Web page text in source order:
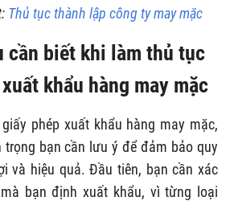
Thủ tục thành lập công ty may mặc
cần biết khi làm thủ tục
khẩu hàng may mặc
phép xuất khẩu hàng may mặc,
bạn cần lưu ý để đảm bảo quy
và hiệu quả. Đầu tiên, bạn cần xác
bạn định xuất khẩu, vì từng loại